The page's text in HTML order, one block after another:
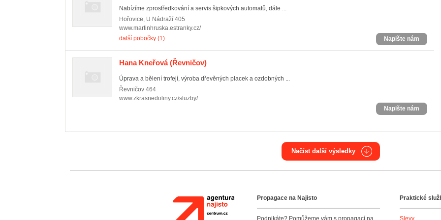
Nabízíme zprostředkování a servis šipkových automatů, dále ...
Hořovice, U Nádraží 405
www.martinhruska.estranky.cz/
další pobočky (1)
Napište nám
Hana Kneřová(Řevničov)
Úprava a bělení trofejí, výroba dřevěných placek a ozdobných ...
Řevničov 464
www.zkrasnedoliny.cz/sluzby/
Napište nám
Načíst další výsledky
Agentura NajistoPropagace na Najisto
Podnikáte? Pomůžeme vám s propagací na
Praktické
Slevy